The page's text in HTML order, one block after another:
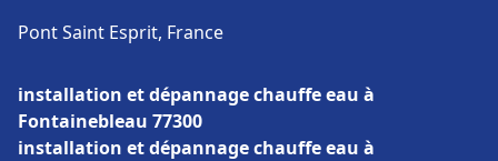
Pont Saint Esprit, France
installation et dépannage chauffe eau à
Fontainebleau 77300
installation et dépannage chauffe eau à